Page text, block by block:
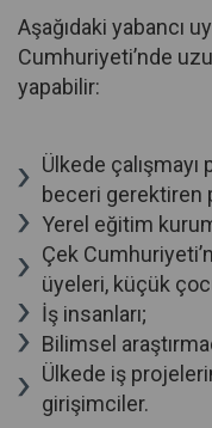
Aşağıdaki yabancı
Cumhuriyeti’nde
yapabilir:
Ülkede
beceri gerektiren
Yerel eğitim
Çek
üyeleri, küçük
İş insanları;
Bilimsel
Ülkede iş
girişimciler.